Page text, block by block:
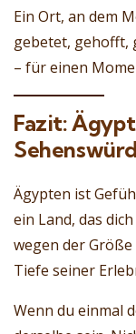
Ein Ort, an dem
gebetet, gehofft,
– für einen
Fazit:
Ägypten ist
ein Land, das
wegen der
Tiefe seiner
Wenn du einmal